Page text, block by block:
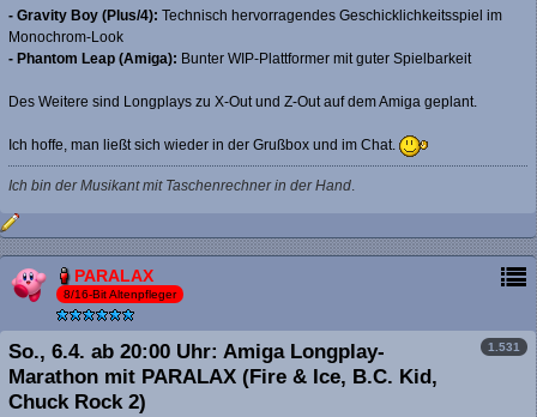
- Gravity Boy (Plus/4): Technisch hervorragendes Geschicklichkeitsspiel im
Monochrom-Look
- Phantom Leap (Amiga): Bunter WIP-Plattformer mit guter Spielbarkeit
Des Weitere sind Longplays zu X-Out und Z-Out auf dem Amiga geplant.
Ich hoffe, man ließt sich wieder in der Grußbox und im Chat.
Ich bin der Musikant mit Taschenrechner in der Hand.
PARALAX
8/16-Bit Altenpfleger
1.531
So., 6.4. ab 20:00 Uhr: Amiga Longplay-
Marathon mit PARALAX (Fire & Ice, B.C. Kid,
Chuck Rock 2)